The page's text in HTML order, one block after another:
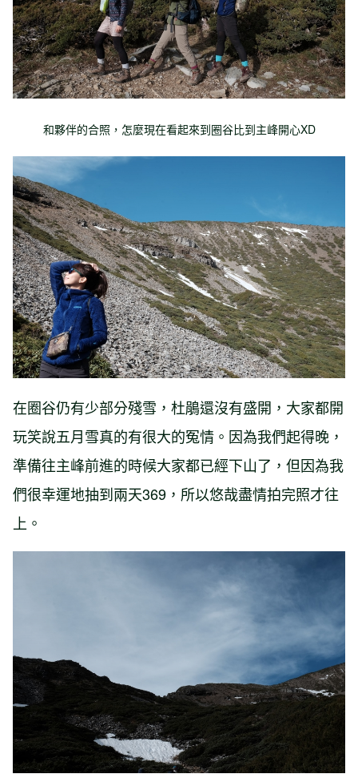
和夥伴的合照，怎麼現在看起來到圈谷比到主峰開心XD
在圈谷仍有少部分殘雪，杜鵑還沒有盛開，大家都開
玩笑說五月雪真的有很大的冤情。因為我們起得晚，
準備往主峰前進的時候大家都已經下山了，但因為我
們很幸運地抽到兩天369，所以悠哉盡情拍完照才往
上。